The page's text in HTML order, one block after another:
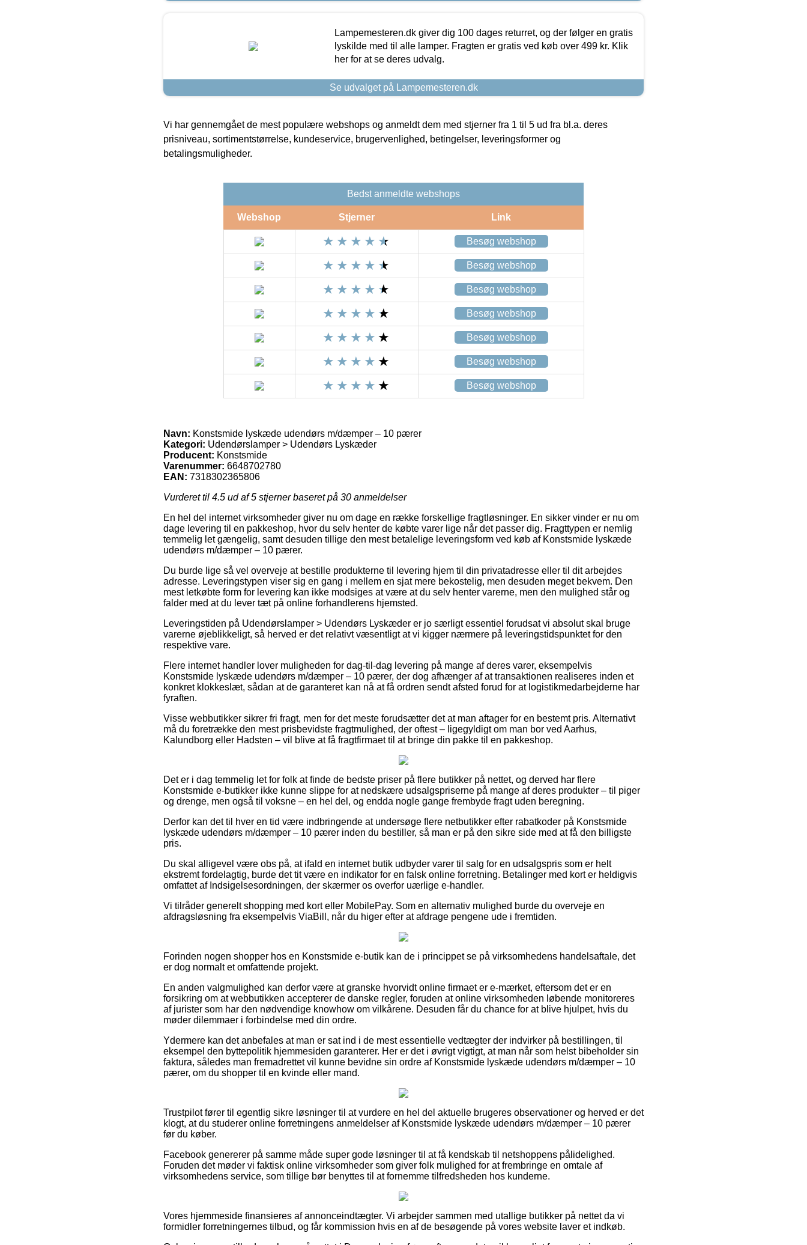
Lampemesteren.dk giver dig 100 dages returret, og der følger en gratis
lyskilde med til alle lamper. Fragten er gratis ved køb over 499 kr. Klik
her for at se deres udvalg.
Se udvalget på Lampemesteren.dk
Vi har gennemgået de mest populære webshops og anmeldt dem med stjerner fra 1 til 5 ud fra bl.a. deres
prisniveau, sortimentstørrelse, kundeservice, brugervenlighed, betingelser, leveringsformer og
betalingsmuligheder.
Bedst anmeldte webshops
Webshop Stjerner Link
Besøg webshop
Besøg webshop
Besøg webshop
Besøg webshop
Besøg webshop
Besøg webshop
Besøg webshop
Navn: Konstsmide lyskæde udendørs m/dæmper – 10 pærer
Kategori: Udendørslamper > Udendørs Lyskæder
Producent: Konstsmide
Varenummer: 6648702780
EAN: 7318302365806
Vurderet til 4.5 ud af 5 stjerner baseret på 30 anmeldelser
En hel del internet virksomheder giver nu om dage en række forskellige fragtløsninger. En sikker vinder er nu om
dage levering til en pakkeshop, hvor du selv henter de købte varer lige når det passer dig. Fragttypen er nemlig
temmelig let gængelig, samt desuden tillige den mest betalelige leveringsform ved køb af Konstsmide lyskæde
udendørs m/dæmper – 10 pærer.
Du burde lige så vel overveje at bestille produkterne til levering hjem til din privatadresse eller til dit arbejdes
adresse. Leveringstypen viser sig en gang i mellem en sjat mere bekostelig, men desuden meget bekvem. Den
mest letkøbte form for levering kan ikke modsiges at være at du selv henter varerne, men den mulighed står og
falder med at du lever tæt på online forhandlerens hjemsted.
Leveringstiden på Udendørslamper > Udendørs Lyskæder er jo særligt essentiel forudsat vi absolut skal bruge
varerne øjeblikkeligt, så herved er det relativt væsentligt at vi kigger nærmere på leveringstidspunktet for den
respektive vare.
Flere internet handler lover muligheden for dag-til-dag levering på mange af deres varer, eksempelvis
Konstsmide lyskæde udendørs m/dæmper – 10 pærer, der dog afhænger af at transaktionen realiseres inden et
konkret klokkeslæt, sådan at de garanteret kan nå at få ordren sendt afsted forud for at logistikmedarbejderne har
fyraften.
Visse webbutikker sikrer fri fragt, men for det meste forudsætter det at man aftager for en bestemt pris. Alternativt
må du foretrække den mest prisbevidste fragtmulighed, der oftest – ligegyldigt om man bor ved Aarhus,
Kalundborg eller Hadsten – vil blive at få fragtfirmaet til at bringe din pakke til en pakkeshop.
Det er i dag temmelig let for folk at finde de bedste priser på flere butikker på nettet, og derved har flere
Konstsmide e-butikker ikke kunne slippe for at nedskære udsalgspriserne på mange af deres produkter – til piger
og drenge, men også til voksne – en hel del, og endda nogle gange frembyde fragt uden beregning.
Derfor kan det til hver en tid være indbringende at undersøge flere netbutikker efter rabatkoder på Konstsmide
lyskæde udendørs m/dæmper – 10 pærer inden du bestiller, så man er på den sikre side med at få den billigste
pris.
Du skal alligevel være obs på, at ifald en internet butik udbyder varer til salg for en udsalgspris som er helt
ekstremt fordelagtig, burde det tit være en indikator for en falsk online forretning. Betalinger med kort er heldigvis
omfattet af Indsigelsesordningen, der skærmer os overfor uærlige e-handler.
Vi tilråder generelt shopping med kort eller MobilePay. Som en alternativ mulighed burde du overveje en
afdragsløsning fra eksempelvis ViaBill, når du higer efter at afdrage pengene ude i fremtiden.
Forinden nogen shopper hos en Konstsmide e-butik kan de i princippet se på virksomhedens handelsaftale, det
er dog normalt et omfattende projekt.
En anden valgmulighed kan derfor være at granske hvorvidt online firmaet er e-mærket, eftersom det er en
forsikring om at webbutikken accepterer de danske regler, foruden at online virksomheden løbende monitoreres
af jurister som har den nødvendige knowhow om vilkårene. Desuden får du chance for at blive hjulpet, hvis du
møder dilemmaer i forbindelse med din ordre.
Ydermere kan det anbefales at man er sat ind i de mest essentielle vedtægter der indvirker på bestillingen, til
eksempel den byttepolitik hjemmesiden garanterer. Her er det i øvrigt vigtigt, at man når som helst bibeholder sin
faktura, således man fremadrettet vil kunne bevidne sin ordre af Konstsmide lyskæde udendørs m/dæmper – 10
pærer, om du shopper til en kvinde eller mand.
Trustpilot fører til egentlig sikre løsninger til at vurdere en hel del aktuelle brugeres observationer og herved er det
klogt, at du studerer online forretningens anmeldelser af Konstsmide lyskæde udendørs m/dæmper – 10 pærer
før du køber.
Facebook genererer på samme måde super gode løsninger til at få kendskab til netshoppens pålidelighed.
Foruden det møder vi faktisk online virksomheder som giver folk mulighed for at frembringe en omtale af
virksomhedens service, som tillige bør benyttes til at fornemme tilfredsheden hos kunderne.
Vores hjemmeside finansieres af annonceindtægter. Vi arbejder sammen med utallige butikker på nettet da vi
formidler forretningernes tilbud, og får kommission hvis en af de besøgende på vores website laver et indkøb.